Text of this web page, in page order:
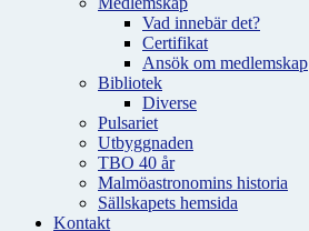
Vad innebär det?
Certifikat
Ansök om medlemskap
Bibliotek
Diverse
Pulsariet
Utbyggnaden
TBO 40 år
Malmöastronomins historia
Sällskapets hemsida
Kontakt